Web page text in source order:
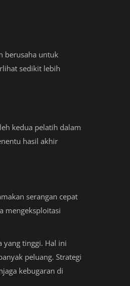
berusaha untuk
sedikit lebih
kedua pelatih dalam
hasil akhir
serangan cepat
mengeksploitasi
yang tinggi. Hal ini
peluang. Strategi
kebugaran di